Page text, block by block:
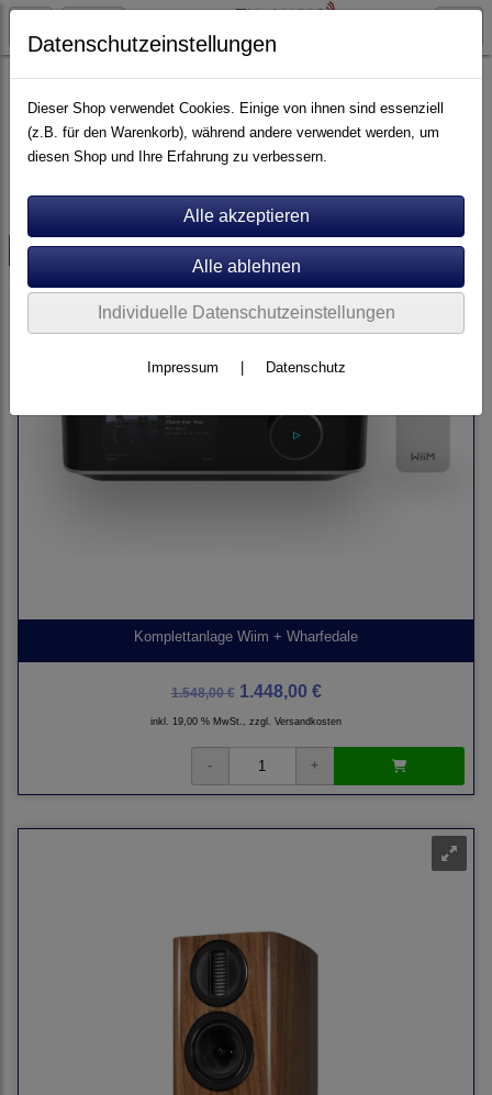
Artikel nach Marken P - Z Wharfedale
Sortierung wählen
-100€
Komplettanlage Wiim + Wharfedale
1.548,00 €1.448,00 €
inkl. 19,00 % MwSt., zzgl. Versandkosten
Datenschutzeinstellungen
Dieser Shop verwendet Cookies. Einige von ihnen sind essenziell
(z.B. für den Warenkorb), während andere verwendet werden, um
diesen Shop und Ihre Erfahrung zu verbessern.
Individuelle Datenschutzeinstellungen
Impressum Datenschutz